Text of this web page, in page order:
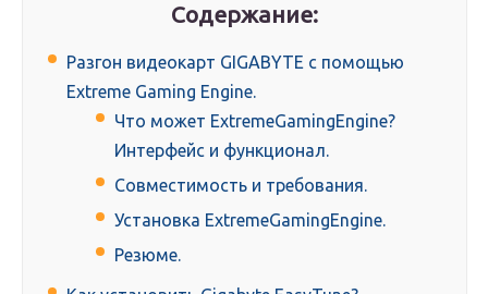
Содержание:
Разгон видеокарт GIGABYTE с помощью
Extreme Gaming Engine.
Что может ExtremeGamingEngine?
Интерфейс и функционал.
Совместимость и требования.
Установка ExtremeGamingEngine.
Резюме.